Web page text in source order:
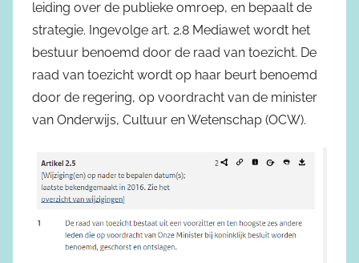
leiding over de publieke omroep, en bepaalt de
strategie. Ingevolge art. 2.8 Mediawet wordt het
bestuur benoemd door de raad van toezicht. De
raad van toezicht wordt op haar beurt benoemd
door de regering, op voordracht van de minister
van Onderwijs, Cultuur en Wetenschap (OCW).